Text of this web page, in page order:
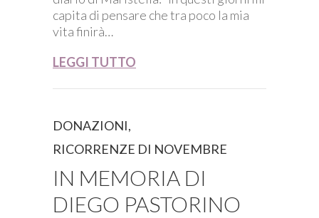
capita di pensare che tra poco la mia
vita finirà…
LEGGI TUTTO
DONAZIONI,
RICORRENZE DI NOVEMBRE
IN MEMORIA DI
DIEGO PASTORINO